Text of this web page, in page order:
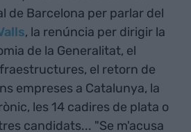
de Barcelona per parlar del
, la renúncia per dirigir la
de la Generalitat, el
el retorn de
empreses a Catalunya, la
les 14 cadires de plata o
candidats... "Se m'acusa